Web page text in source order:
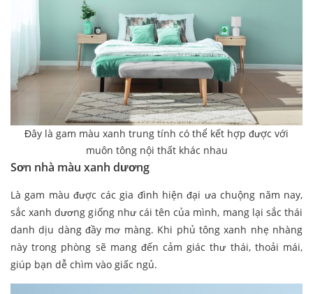
Đây là gam màu xanh trung tính có thể kết hợp được với
muôn tông nội thất khác nhau
Sơn nhà màu xanh dương
Là gam màu được các gia đình hiện đại ưa chuộng năm nay,
sắc xanh dương giống như cái tên của mình, mang lại sắc thái
danh dịu dàng đầy mơ màng. Khi phủ tông xanh nhẹ nhàng
này trong phòng sẽ mang đến cảm giác thư thái, thoải mái,
giúp bạn dễ chìm vào giấc ngủ.